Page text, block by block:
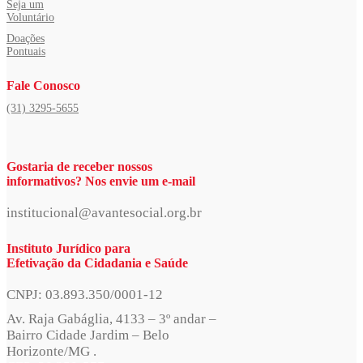
Seja um
Voluntário
Doações
Pontuais
Fale Conosco
(31) 3295-5655
Gostaria de receber nossos
informativos? Nos envie um e-mail
institucional@avantesocial.org.br
Instituto Jurídico para
Efetivação da Cidadania e Saúde
CNPJ: 03.893.350/0001-12
Av. Raja Gabáglia, 4133 – 3º andar –
Bairro Cidade Jardim – Belo
Horizonte/MG .